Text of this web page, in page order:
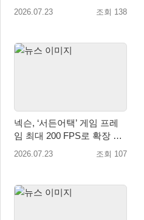
트!
2026.07.23 조회 138
넥슨, ‘서든어택’ 게임 프레
임 최대 200 FPS로 확장 적
용
2026.07.23 조회 107